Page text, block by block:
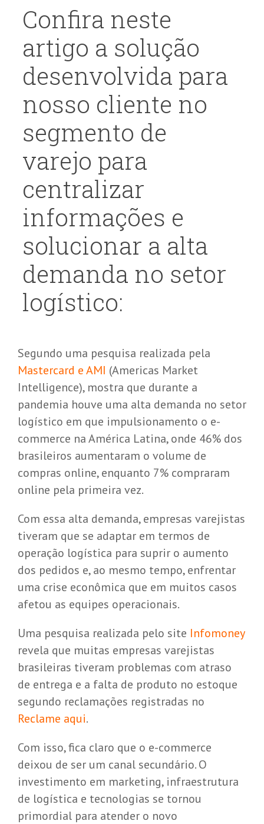
Confira neste
artigo a solução
desenvolvida para
nosso cliente no
segmento de
varejo para
centralizar
informações e
solucionar a alta
demanda no setor
logístico:
Segundo uma pesquisa realizada pela
Mastercard e AMI (Americas Market
Intelligence), mostra que durante a
pandemia houve uma alta demanda no setor
logístico em que impulsionamento o e-
commerce na América Latina, onde 46% dos
brasileiros aumentaram o volume de
compras online, enquanto 7% compraram
online pela primeira vez.
Com essa alta demanda, empresas varejistas
tiveram que se adaptar em termos de
operação logística para suprir o aumento
dos pedidos e, ao mesmo tempo, enfrentar
uma crise econômica que em muitos casos
afetou as equipes operacionais.
Uma pesquisa realizada pelo site Infomoney
revela que muitas empresas varejistas
brasileiras tiveram problemas com atraso
de entrega e a falta de produto no estoque
segundo reclamações registradas no
Reclame aqui.
Com isso, fica claro que o e-commerce
deixou de ser um canal secundário. O
investimento em marketing, infraestrutura
de logística e tecnologias se tornou
primordial para atender o novo